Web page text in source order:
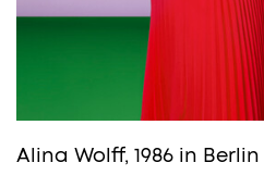
Alina Wolff, 1986 in